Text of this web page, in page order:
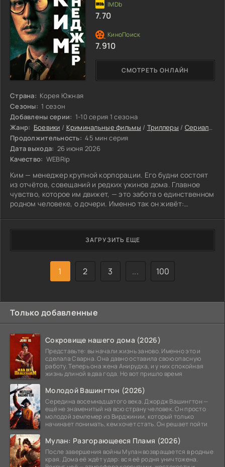
Страна: Корея Южная
Сезоны: 1 сезон
Добавлены серии: 1-10 серия 1 сезона
Жанр: Боевики / Криминальные фильмы / Триллеры / Сериалы
Продолжительность: 45 мин серия
Дата выхода: 26 июня 2026
Качество: WEBRip
Ким — менеджер крупной корпорации. Его будни состоят
из отчётов, совещаний и редких ужинов дома. Главное
чувство, которое им движет, — это забота о единственном
родном человеке, о дочери. Именно так он живёт:
СМОТРЕТЬ ОНЛАЙН
7.70
7.910
ЗАГРУЗИТЬ ЕЩЕ
1 2 3 ... 100
Только добавленные
Сокровище нашего дома (2026)
Представьте: вы начали жизнь заново. Именно это и
сделала Сварна. Она давно оставила свою опасную
работу. Теперь она жена Анирудха, и у них спокойная
жизнь длиной в два года. Но вот пришло время
Молодой Вашингтон (2026)
Середина восемнадцатого века. Джордж Вашингтон —
ещё не знаменитый на всю страну человек. Он просто
молодой землемер из Вирджинии, который только
начинает понимать, кем хочет стать. Он решает пойти
Мулан: Разгорающееся Пламя (2026)
После завершения войны Мулан возвращается в родные
края. Дома её ждёт удар: вся её родня уничтожена.